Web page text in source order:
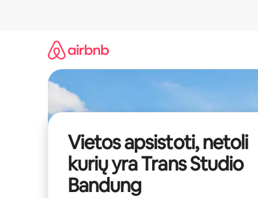
Vietos apsistoti, netoli
kurių yra Trans Studio
Bandung